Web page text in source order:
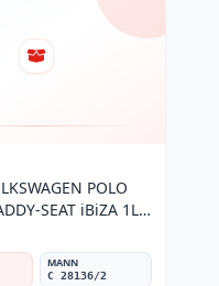
POLO
SEAT iBiZA 1L0
Filtresi
MANN
C 28136/2